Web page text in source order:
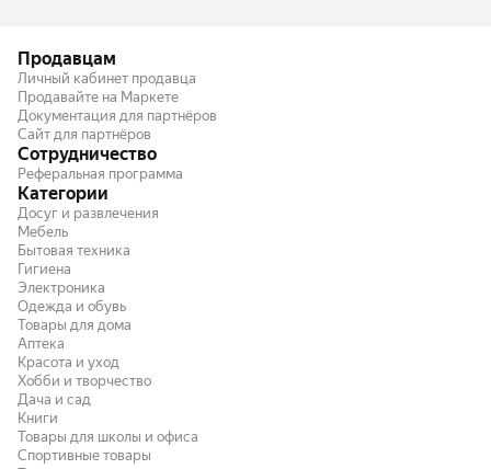
Продавцам
Личный кабинет продавца
Продавайте на Маркете
Документация для партнёров
Сайт для партнёров
Сотрудничество
Реферальная программа
Категории
Досуг и развлечения
Мебель
Бытовая техника
Гигиена
Электроника
Одежда и обувь
Товары для дома
Аптека
Красота и уход
Хобби и творчество
Дача и сад
Книги
Товары для школы и офиса
Спортивные товары